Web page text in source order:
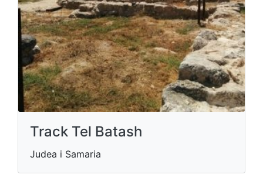
Track Tel Batash
Judea i Samaria